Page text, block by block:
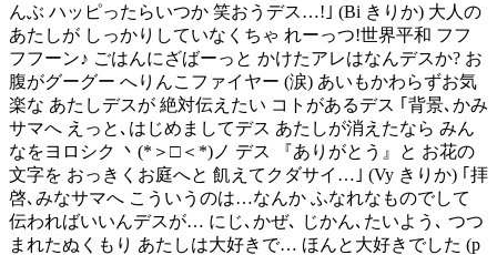
んぶ ハッピったらいつか 笑おうデス…!｣ (Bi きりか) 大人の
あたしが しっかりしていなくちゃ れーっつ!世界平和 フフ
フフーン♪ ごはんにざばーっと かけたアレはなんデスか? お
腹がグーグー へりんこファイヤー (涙) あいもかわらずお気
楽な あたしデスが 絶対伝えたい コトがあるデス ｢背景､かみ
サマへ えっと､はじめましてデス あたしが消えたなら みん
なをヨロシク 丶(*＞□＜*)ノ デス 『ありがとう』と お花の
文字を おっきくお庭へと 飢えてクダサイ…｣ (Vy きりか) ｢拝
啓､みなサマへ こういうのは…なんか ふなれなものでして
伝わればいいんデスが… にじ､かぜ､ じかん､たいよう､ つつ
まれたぬくもり あたしは大好きで… ほんと大好きでした (p